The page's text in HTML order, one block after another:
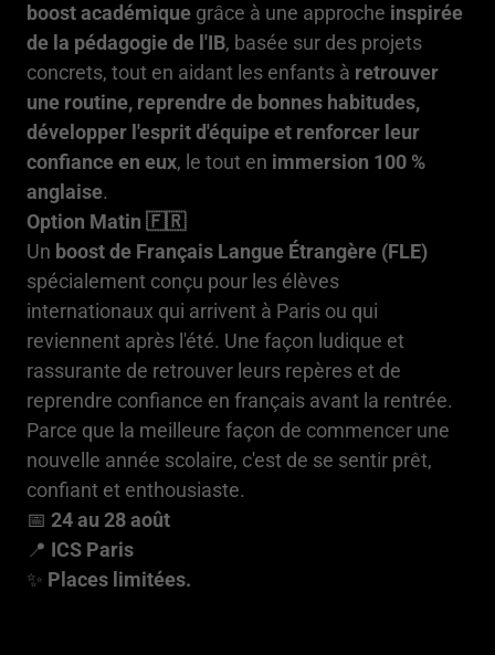
boost académique grâce à une approche inspirée
de la pédagogie de l'IB, basée sur des projets
concrets, tout en aidant les enfants à retrouver
une routine, reprendre de bonnes habitudes,
développer l'esprit d'équipe et renforcer leur
confiance en eux, le tout en immersion 100 %
anglaise.
Option Matin 🇫🇷
Un boost de Français Langue Étrangère (FLE)
spécialement conçu pour les élèves
internationaux qui arrivent à Paris ou qui
reviennent après l'été. Une façon ludique et
rassurante de retrouver leurs repères et de
reprendre confiance en français avant la rentrée.
Parce que la meilleure façon de commencer une
nouvelle année scolaire, c'est de se sentir prêt,
confiant et enthousiaste.
📅 24 au 28 août
📍 ICS Paris
✨ Places limitées.